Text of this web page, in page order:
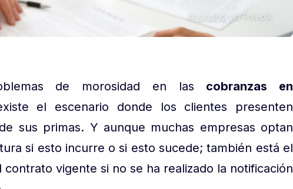
de morosidad en las cobranzas en
el escenario donde los clientes presenten
sus primas. Y aunque muchas empresas optan
si esto incurre o si esto sucede; también está el
vigente si no se ha realizado la notificación